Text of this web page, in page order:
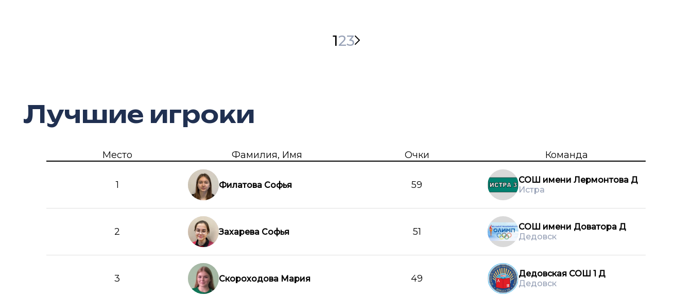
123
Лучшие игроки
Место Фамилия, Имя Очки Команда
1 Филатова Софья 59
СОШ имени Лермонтова Д
Истра
2 Захарева Софья 51
СОШ имени Доватора Д
Дедовск
3 Скороходова Мария 49
Дедовская СОШ 1 Д
Дедовск